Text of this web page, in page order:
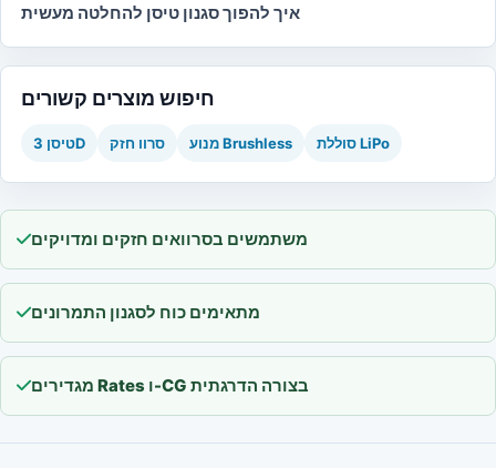
איך להפוך סגנון טיסן להחלטה מעשית
חיפוש מוצרים קשורים
טיסן 3D סרוו חזק מנוע Brushless סוללת LiPo
משתמשים בסרוואים חזקים ומדויקים
מתאימים כוח לסגנון התמרונים
מגדירים Rates ו-CG בצורה הדרגתית